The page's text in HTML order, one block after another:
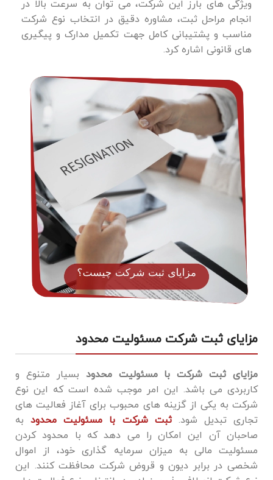
ویژگی ‌های بارز این شرکت، می ‌توان به سرعت بالا در
انجام مراحل ثبت، مشاوره دقیق در انتخاب نوع شرکت
مناسب و پشتیبانی کامل جهت تکمیل مدارک و پیگیری
‌های قانونی اشاره کرد.
مزایای ثبت شرکت مسئولیت محدود
مزایای ثبت شرکت با مسئولیت محدود بسیار متنوع و
کاربردی می باشد. این امر موجب شده است که این نوع
شرکت به یکی از گزینه ‌های محبوب برای آغاز فعالیت ‌های
تجاری تبدیل شود.ثبت شرکت با مسئولیت محدودبه
صاحبان آن این امکان را می‌ دهد که با محدود کردن
مسئولیت مالی به میزان سرمایه‌ گذاری خود، از اموال
شخصی در برابر دیون و قروض شرکت محافظت کنند. این